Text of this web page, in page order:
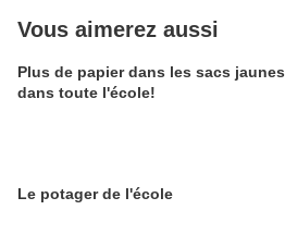
Vous aimerez aussi
Plus de papier dans les sacs jaunes
dans toute l'école!
Le potager de l'école